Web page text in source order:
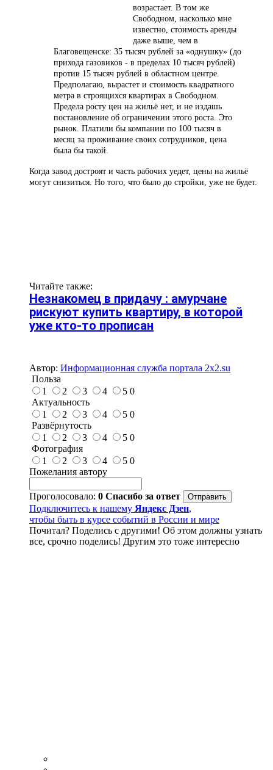
возрастает. В том же
Свободном, насколько мне
известно, стоимость аренды
даже выше, чем в
Благовещенске: 35 тысяч рублей за «однушку» (до
прихода газовиков - в пределах 10 тысяч рублей)
против 15 тысяч рублей в областном центре.
Предполагаю, вырастет и стоимость квадратного
метра в строящихся квартирах в Свободном.
Предела росту цен на жильё нет, и не издашь
постановление об ограничении этого роста. Это
рынок. Платили бы компании по 100 тысяч в
месяц за проживание своих сотрудников, цена
была бы такой.
Когда завод достроят и часть рабочих уедет, цены на жильё
могут снизиться. Но того, что было до стройки, уже не будет.
Читайте также:
Незнакомец в придачу : амурчане
рискуют купить квартиру, в которой
уже кто-то прописан
Автор: Информационная служба портала 2x2.su
Польза
1
2 3 4 5 0
Актуальность
1
2 3 4 5 0
Развёрнутость
1
2 3 4 5 0
Фотография
1
2 3 4 5 0
Пожелания автору
Проголосовало: 0 Спасибо за ответ
Подключитесь к нашему Яндекс Дзен,
чтобы быть в курсе событий в России и мире
Почитал? Поделись с другими! Об этом должны узнать
все, срочно поделись! Другим это тоже интересно